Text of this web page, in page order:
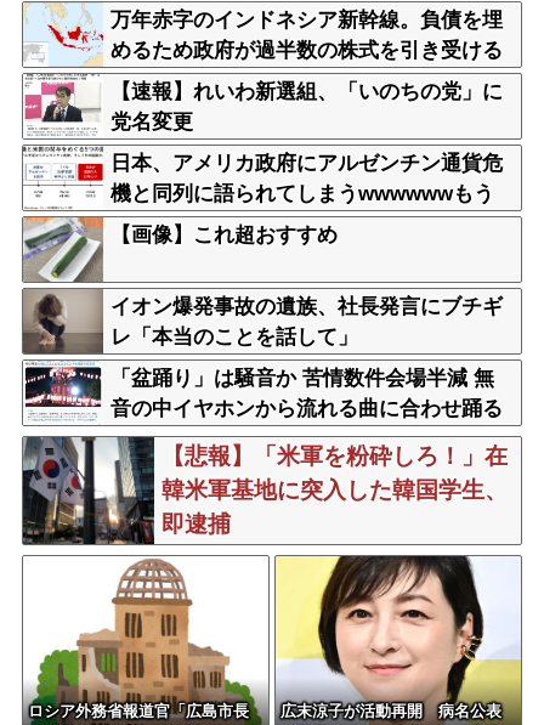
万年赤字のインドネシア新幹線。負債を埋
めるため政府が過半数の株式を引き受ける
【速報】れいわ新選組、「いのちの党」に
党名変更
日本、アメリカ政府にアルゼンチン通貨危
機と同列に語られてしまうwwwwwwもう
すでに158円に戻る
【画像】これ超おすすめ
イオン爆発事故の遺族、社長発言にブチギ
レ「本当のことを話して」
「盆踊り」は騒音か 苦情数件会場半減 無
音の中イヤホンから流れる曲に合わせ踊る
サイレント盆ダンスも
【悲報】「米軍を粉砕しろ！」在
韓米軍基地に突入した韓国学生、
即逮捕
ロシア外務省報道官「広島市長
広末涼子が活動再開 病名公表